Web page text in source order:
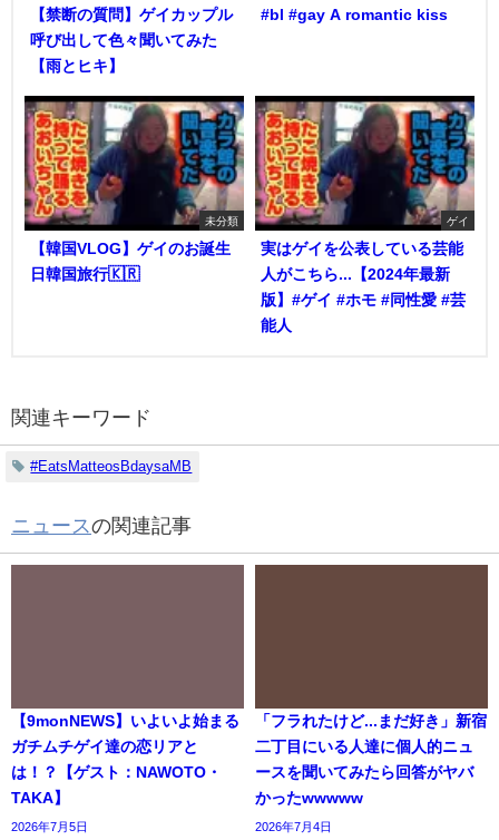
【禁断の質問】ゲイカップル
呼び出して色々聞いてみた
【雨とヒキ】
#bl #gay A romantic kiss
未分類
【韓国VLOG】ゲイのお誕生
日韓国旅行🇰🇷
ゲイ
実はゲイを公表している芸能
人がこちら...【2024年最新
版】#ゲイ #ホモ #同性愛 #芸
能人
関連キーワード
#EatsMatteosBdaysaMB
ニュースの関連記事
【9monNEWS】いよいよ始まる
ガチムチゲイ達の恋リアと
は！？【ゲスト：NAWOTO・
TAKA】
2026年7月5日
「フラれたけど...まだ好き」新宿
二丁目にいる人達に個人的ニュ
ースを聞いてみたら回答がヤバ
かったwwwww
2026年7月4日